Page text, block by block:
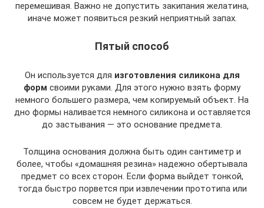
перемешивая. Важно не допустить закипания желатина,
иначе может появиться резкий неприятный запах.
Пятый способ
Он используется для изготовления силикона для
форм своими руками. Для этого нужно взять форму
немного большего размера, чем копируемый объект. На
дно формы наливается немного силикона и оставляется
до застывания — это основание предмета.
Толщина основания должна быть один сантиметр и
более, чтобы «домашняя резина» надежно обертывала
предмет со всех сторон. Если форма выйдет тонкой,
тогда быстро порвется при извлечении прототипа или
совсем не будет держаться.